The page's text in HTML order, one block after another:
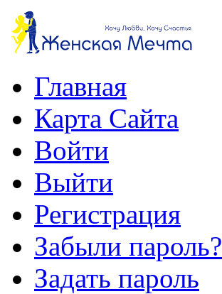
Главная
Карта Сайта
Войти
Выйти
Регистрация
Забыли пароль?
Задать пароль